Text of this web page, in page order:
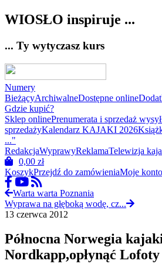
WIOSŁO inspiruje ...
... Ty wytyczasz kurs
Numery
BieżącyArchiwalneDostępne online
Gdzie kupić?
Sklep onlinePrenumerata i sprzedaż
sprzedażyKalendarz KAJAKI 2026
..."
RedakcjaWyprawyReklamaTelewizja
0,00 zł
KoszykPrzejdź do zamówieniaMoje konto
Warta warta Poznania
Wyprawa na głęboką wodę, cz...
13 czerwca 2012
Północna Norwegia
Nordkapp,opłynąć